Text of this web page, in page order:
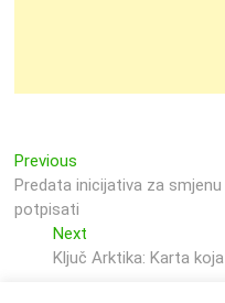
Navigacija
objava
Previous
post:
Predata inicijativa za
potpisati
NextNext
post:
Ključ Arktika: Karta